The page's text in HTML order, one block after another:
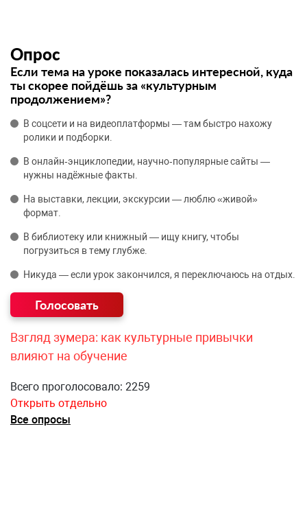
Опрос
Если тема на уроке показалась интересной, куда
ты скорее пойдёшь за «культурным
продолжением»?
В соцсети и на видеоплатформы — там быстро нахожу
ролики и подборки.
В онлайн‑энциклопедии, научно‑популярные сайты —
нужны надёжные факты.
На выставки, лекции, экскурсии — люблю «живой»
формат.
В библиотеку или книжный — ищу книгу, чтобы
погрузиться в тему глубже.
Никуда — если урок закончился, я переключаюсь на отдых.
Взгляд зумера: как культурные привычки
влияют на обучение
Всего проголосовало: 2259
Открыть отдельно
Все опросы